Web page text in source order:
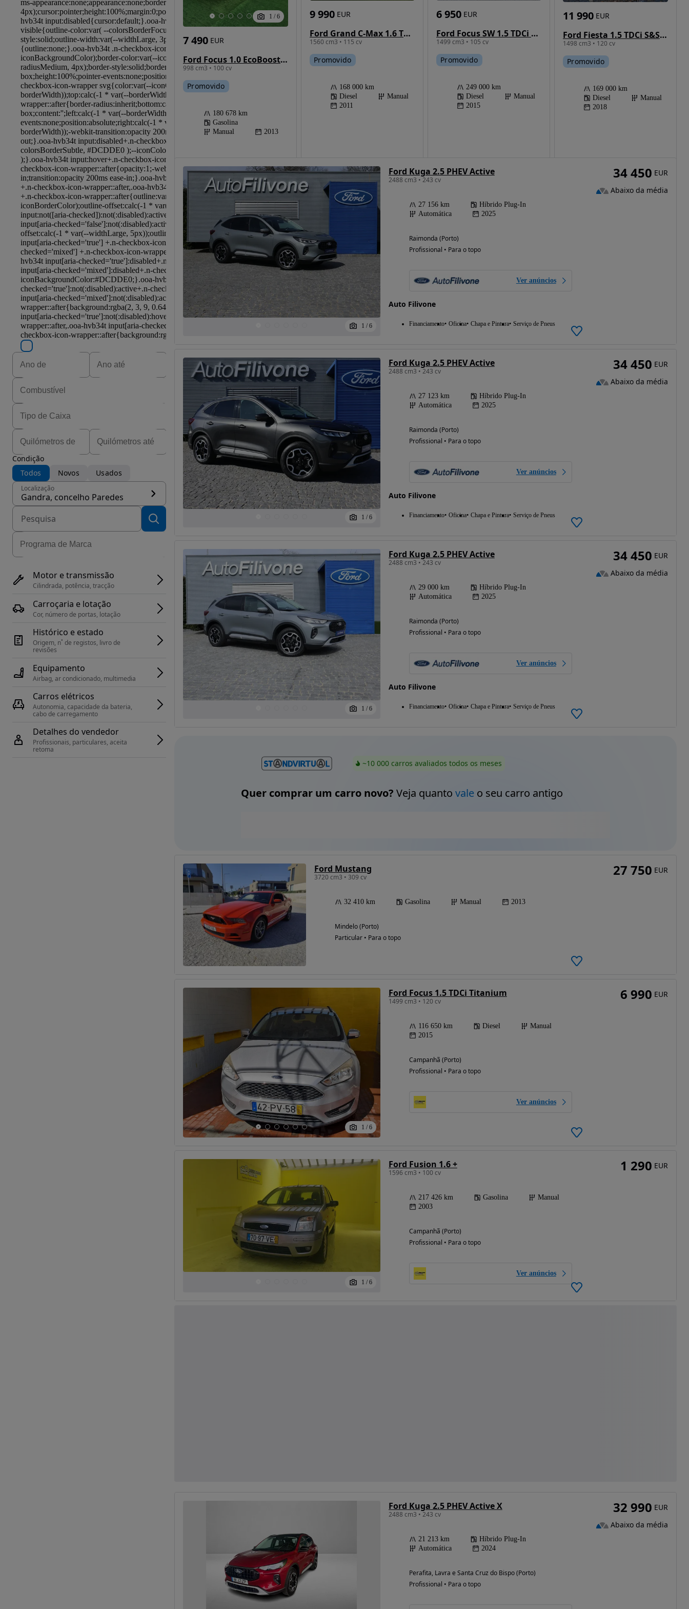
Possibilidade de
financiamento
Condição
Todos
Novos Usados
Localização
Gandra, concelho Paredes
Motor e transmissão
Cilindrada, potência, tracção
Carroçaria e lotação
Cor, número de portas, lotação
Histórico e estado
Origem, n˚ de registos, livro de
revisões
Equipamento
Airbag, ar condicionado, multimedia
Carros elétricos
Autonomia, capacidade da bateria,
cabo de carregamento
Detalhes do vendedor
Profissionais, particulares, aceita
retoma
1 / 6
Ford Focus 1.0 EcoBoost S&S Champions Edition
998 cm3 • 100 cv
7 490 EUR
Promovido
180 678 km
Gasolina
Manual
2013
Ford Grand C-Max 1.6 TDCi Titanium S/S
1560 cm3 • 115 cv
9 990 EUR
Promovido
168 000 km
Diesel
Manual
2011
Ford Focus SW 1.5 TDCi Trend ECOnetic
1499 cm3 • 105 cv
6 950 EUR
Promovido
249 000 km
Diesel
Manual
2015
Ford Fiesta 1.5 TDCi S&S ST-LINE
1498 cm3 • 120 cv
11 990 EUR
Promovido
169 000 km
Diesel
Manual
2018
1 / 6
Ford Kuga 2.5 PHEV Active
2488 cm3 • 243 cv
27 156 km
Híbrido Plug-In
Automática
2025
Raimonda (Porto)
Profissional • Para o topo
Ver anúncios
Auto Filivone
Financiamento Oficina Chapa e Pintura Serviço de Pneus
34 450 EUR
Abaixo da média
1 / 6
Ford Kuga 2.5 PHEV Active
2488 cm3 • 243 cv
27 123 km
Híbrido Plug-In
Automática
2025
Raimonda (Porto)
Profissional • Para o topo
Ver anúncios
Auto Filivone
Financiamento Oficina Chapa e Pintura Serviço de Pneus
34 450 EUR
Abaixo da média
1 / 6
Ford Kuga 2.5 PHEV Active
2488 cm3 • 243 cv
29 000 km
Híbrido Plug-In
Automática
2025
Raimonda (Porto)
Profissional • Para o topo
Ver anúncios
Auto Filivone
Financiamento Oficina Chapa e Pintura Serviço de Pneus
34 450 EUR
Abaixo da média
~10 000 carros avaliados todos os meses
Quer comprar um carro novo? Veja quanto valeo seu carro antigo
Ford Mustang
3720 cm3 • 309 cv
32 410 km Gasolina Manual 2013
Mindelo (Porto)
Particular • Para o topo
27 750 EUR
1 / 6
Ford Focus 1.5 TDCi Titanium
1499 cm3 • 120 cv
116 650 km Diesel
Manual
2015
Campanhã (Porto)
Profissional • Para o topo
Ver anúncios
6 990 EUR
1 / 6
Ford Fusion 1.6 +
1596 cm3 • 100 cv
217 426 km Gasolina
Manual
2003
Campanhã (Porto)
Profissional • Para o topo
Ver anúncios
1 290 EUR
Ford Kuga 2.5 PHEV Active X
2488 cm3 • 243 cv
21 213 km
Híbrido Plug-In
Automática
2024
Perafita, Lavra e Santa Cruz do Bispo (Porto)
Profissional • Para o topo
32 990 EUR
Abaixo da média